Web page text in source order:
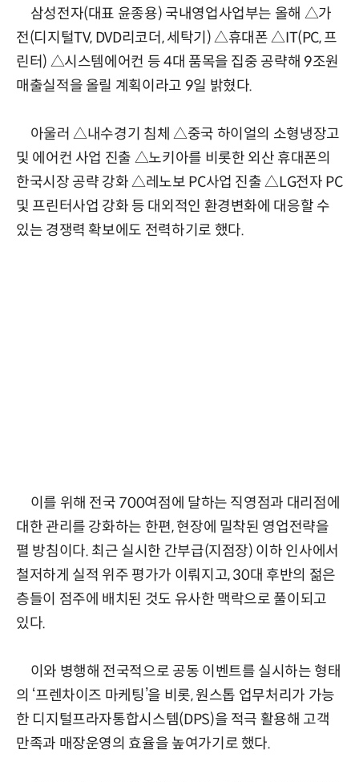
삼성전자(대표 윤종용) 국내영업사업부는 올해 △가
전(디지털TV, DVD리코더, 세탁기) △휴대폰 △IT(PC, 프
린터) △시스템에어컨 등 4대 품목을 집중 공략해 9조원
매출실적을 올릴 계획이라고 9일 밝혔다.
아울러 △내수경기 침체 △중국 하이얼의 소형냉장고
및 에어컨 사업 진출 △노키아를 비롯한 외산 휴대폰의
한국시장 공략 강화 △레노보 PC사업 진출 △LG전자 PC
및 프린터사업 강화 등 대외적인 환경변화에 대응할 수
있는 경쟁력 확보에도 전력하기로 했다.
이를 위해 전국 700여점에 달하는 직영점과 대리점에
대한 관리를 강화하는 한편, 현장에 밀착된 영업전략을
펼 방침이다. 최근 실시한 간부급(지점장) 이하 인사에서
철저하게 실적 위주 평가가 이뤄지고, 30대 후반의 젊은
층들이 점주에 배치된 것도 유사한 맥락으로 풀이되고
있다.
이와 병행해 전국적으로 공동 이벤트를 실시하는 형태
의 ‘프렌차이즈 마케팅’을 비롯, 원스톱 업무처리가 가능
한 디지털프라자통합시스템(DPS)을 적극 활용해 고객
만족과 매장운영의 효율을 높여가기로 했다.